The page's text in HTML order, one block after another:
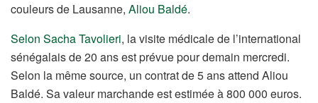
couleurs de Lausanne, Aliou Baldé.
Selon Sacha Tavolieri, la visite médicale de l’international
sénégalais de 20 ans est prévue pour demain mercredi.
Selon la même source, un contrat de 5 ans attend Aliou
Baldé. Sa valeur marchande est estimée à 800 000 euros.